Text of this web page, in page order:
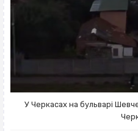
У Черкасах на бульварі